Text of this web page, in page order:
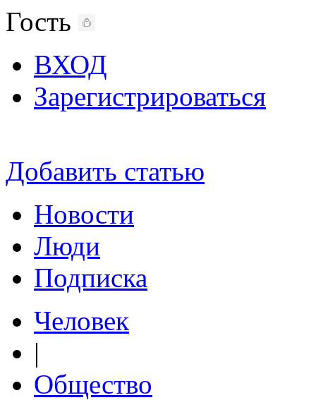
Гость
ВХОД
Зарегистрироваться
Добавить статью
Новости
Люди
Подписка
Человек
|
Общество